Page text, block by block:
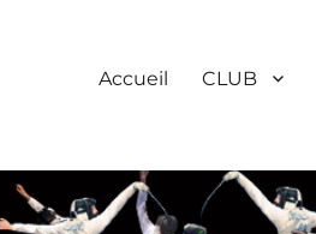
Accueil CLUB